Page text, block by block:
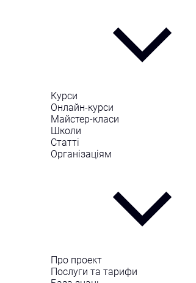
Курси
Онлайн-курси
Майстер-класи
Школи
Статті
Організаціям
Про проект
Послуги та тарифи